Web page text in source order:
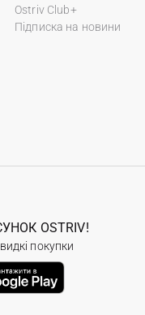
Ostriv Club+
Підписка на новини
OSTRIV!
покупки